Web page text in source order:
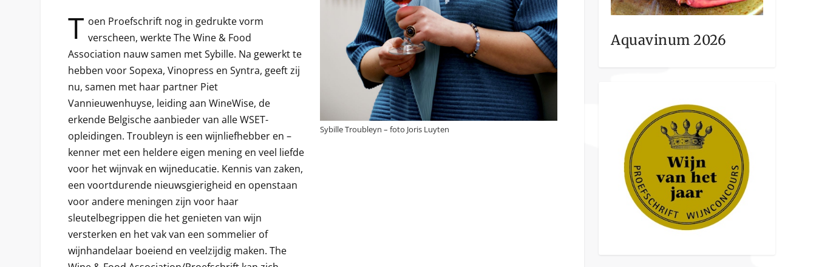
T oen Proefschrift nog in gedrukte vorm
verscheen, werkte The Wine & Food
Association nauw samen met Sybille. Na gewerkt te
hebben voor Sopexa, Vinopress en Syntra, geeft zij
nu, samen met haar partner Piet
Vannieuwenhuyse, leiding aan WineWise, de
erkende Belgische aanbieder van alle WSET-
opleidingen. Troubleyn is een wijnliefhebber en –
kenner met een heldere eigen mening en veel liefde
voor het wijnvak en wijneducatie. Kennis van zaken,
een voortdurende nieuwsgierigheid en openstaan
voor andere meningen zijn voor haar
sleutelbegrippen die het genieten van wijn
versterken en het vak van een sommelier of
wijnhandelaar boeiend en veelzijdig maken. The
Sybille Troubleyn – foto Joris Luyten
Aquavinum 2026